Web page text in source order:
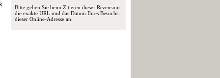
Bitte geben Sie beim Zitieren dieser Rezension
die exakte URL und das Datum Ihres Besuchs
dieser Online-Adresse an.